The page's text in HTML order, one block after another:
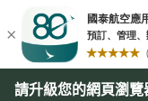
請升級您的網頁瀏覽